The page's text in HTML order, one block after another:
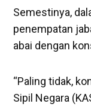
Semestinya,
penempatan
abai dengan
“Paling tidak,
Sipil Negara